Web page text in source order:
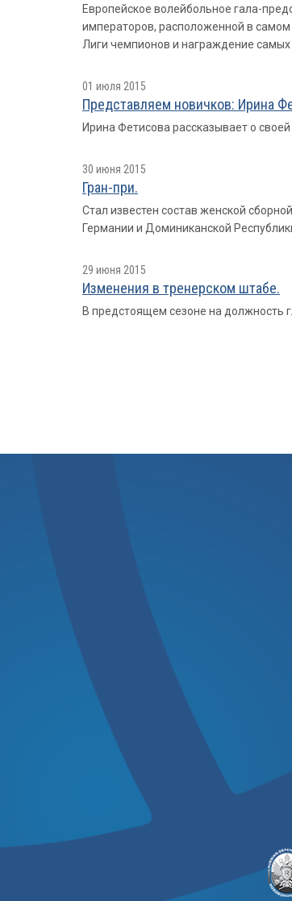
Европейское волейбольное гала-
императоров, расположенной в
Лиги чемпионов и награждение самых
01 июля 2015
Представляем новичков: Ирина
Ирина Фетисова рассказывает о
30 июня 2015
Гран-при.
Стал известен состав женской
Германии и Доминиканской
29 июня 2015
Изменения в тренерском штабе.
В предстоящем сезоне на должность